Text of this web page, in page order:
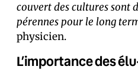
couvert des cultures sont
pérennes pour le long
physicien.
L’importance des